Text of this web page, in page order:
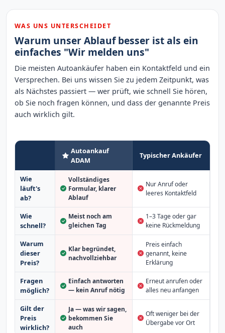
WAS UNS UNTERSCHEIDET
Warum unser Ablauf besser ist als ein
einfaches "Wir melden uns"
Die meisten Autoankäufer haben ein Kontaktfeld und ein
Versprechen. Bei uns wissen Sie zu jedem Zeitpunkt, was
als Nächstes passiert — wer prüft, wie schnell Sie hören,
ob Sie noch fragen können, und dass der genannte Preis
auch wirklich gilt.
Autoankauf
ADAM
Typischer Ankäufer
Wie
läuft's
ab?
Vollständiges
Formular, klarer
Ablauf
Nur Anruf oder
leeres Kontaktfeld
Wie
schnell?
Meist noch am
gleichen Tag
1–3 Tage oder gar
keine Rückmeldung
Warum
dieser
Preis?
Klar begründet,
nachvollziehbar
Preis einfach
genannt, keine
Erklärung
Fragen
möglich?
Einfach antworten
— kein Anruf nötig
Erneut anrufen oder
alles neu anfangen
Gilt der
Preis
wirklich?
Ja — was wir sagen,
bekommen Sie
auch
Oft weniger bei der
Übergabe vor Ort